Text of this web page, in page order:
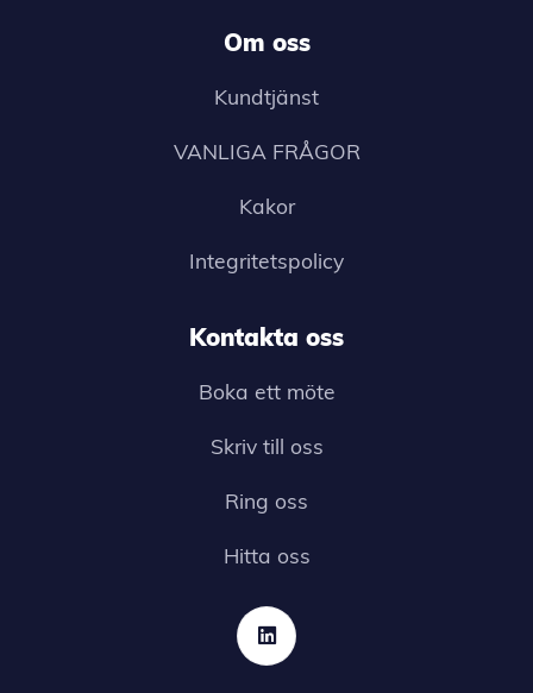
Om oss
Kundtjänst
VANLIGA FRÅGOR
Kakor
Integritetspolicy
Kontakta oss
Boka ett möte
Skriv till oss
Ring oss
Hitta oss
